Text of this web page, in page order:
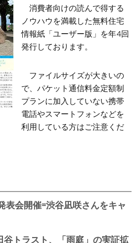
消費者向けの読んで得する
ノウハウを満載した無料住宅
情報紙「ユーザー版」を年4回
発行しております。
ファイルサイズが大きいの
で、パケット通信料金定額制
プランに加入していない携帯
電話やスマートフォンなどを
利用している方はご注意くだ
表会開催=渋谷凪咲さんをキャ
トラスト、「雨庭」の実証拡